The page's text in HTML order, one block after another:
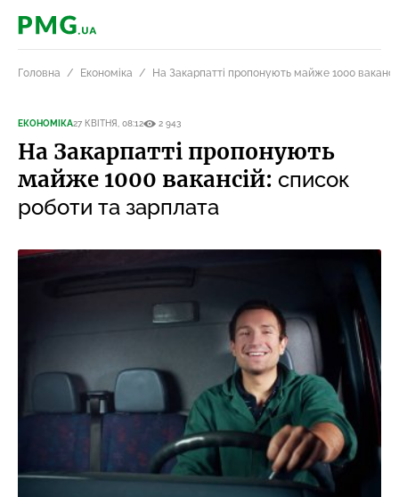
PMG.ua
Головна Економіка На Закарпатті пропонують майже 1000
ЕКОНОМІКА27 КВІТНЯ, 08:12 2 943
На Закарпатті пропонують
майже 1000 вакансій: список
роботи та зарплата